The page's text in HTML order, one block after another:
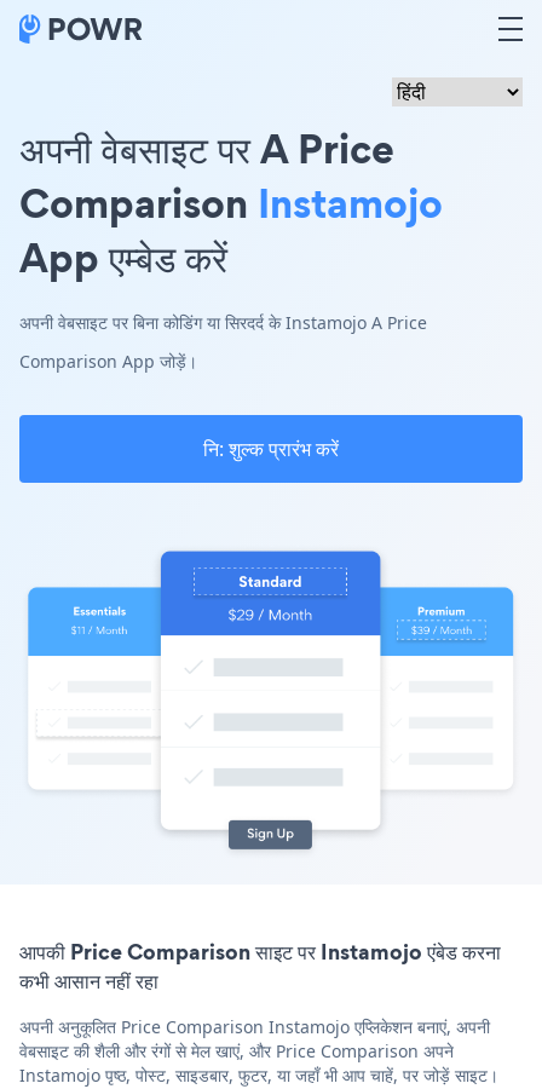
अपनी वेबसाइट पर A Price
Comparison Instamojo
App एम्बेड करें
अपनी वेबसाइट पर बिना कोडिंग या सिरदर्द के Instamojo A Price
Comparison App जोड़ें।
नि: शुल्क प्रारंभ करें
आपकी Price Comparison साइट पर Instamojo एंबेड करना
कभी आसान नहीं रहा
अपनी अनुकूलित Price Comparison Instamojo एप्लिकेशन बनाएं, अपनी
वेबसाइट की शैली और रंगों से मेल खाएं, और Price Comparison अपने
Instamojo पृष्ठ, पोस्ट, साइडबार, फुटर, या जहाँ भी आप चाहें, पर जोड़ें साइट।